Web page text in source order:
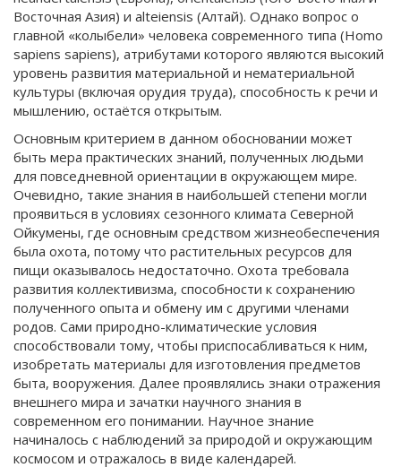
Восточная Азия) и alteiensis (Алтай). Однако вопрос о
главной «колыбели» человека современного типа (Homo
sapiens sapiens), атрибутами которого являются высокий
уровень развития материальной и нематериальной
культуры (включая орудия труда), способность к речи и
мышлению, остаётся открытым.
Основным критерием в данном обосновании может
быть мера практических знаний, полученных людьми
для повседневной ориентации в окружающем мире.
Очевидно, такие знания в наибольшей степени могли
проявиться в условиях сезонного климата Северной
Ойкумены, где основным средством жизнеобеспечения
была охота, потому что растительных ресурсов для
пищи оказывалось недостаточно. Охота требовала
развития коллективизма, способности к сохранению
полученного опыта и обмену им с другими членами
родов. Сами природно-климатические условия
способствовали тому, чтобы приспосабливаться к ним,
изобретать материалы для изготовления предметов
быта, вооружения. Далее проявлялись знаки отражения
внешнего мира и зачатки научного знания в
современном его понимании. Научное знание
начиналось с наблюдений за природой и окружающим
космосом и отражалось в виде календарей.